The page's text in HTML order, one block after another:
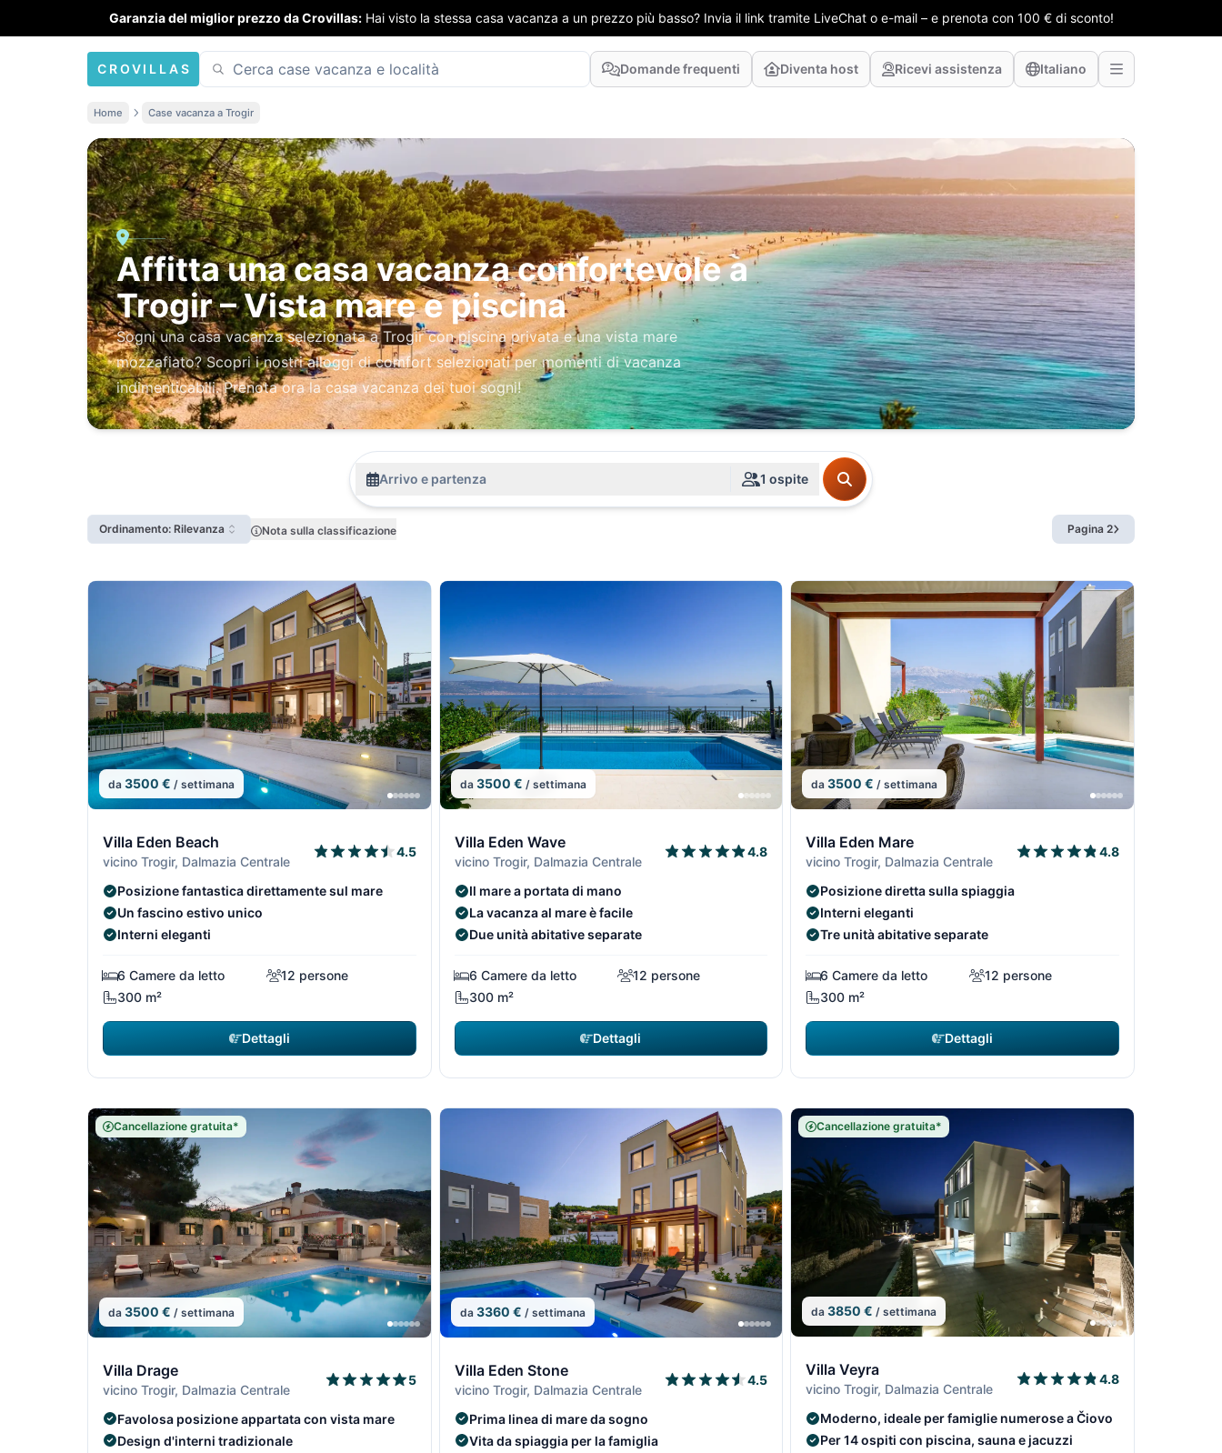
Garanzia del miglior prezzo da Crovillas: Hai visto la stessa casa vacanza a un prezzo più basso? Invia il link tramite LiveChat o e-mail – e prenota con 100 € di sconto!
CROVILLAS Domande frequenti Diventa host Ricevi assistenza Italiano
Home Case vacanza a Trogir
Affitta una casa vacanza confortevole a
Trogir – Vista mare e piscina
Sogni una casa vacanza selezionata a Trogir con piscina privata e una vista mare
mozzafiato? Scopri i nostri alloggi di comfort selezionati per momenti di vacanza
indimenticabili. Prenota ora la casa vacanza dei tuoi sogni!
Arrivo e partenza 1 ospite
Ordinamento: Rilevanza Nota sulla classificazione Pagina 2
da 3500 € / settimana
Villa Eden Beach
vicino Trogir, Dalmazia Centrale
4.5
Posizione fantastica direttamente sul mare
Un fascino estivo unico
Interni eleganti
6 Camere da letto
12 persone
300 m²
Dettagli
da 3500 € / settimana
Villa Eden Wave
vicino Trogir, Dalmazia Centrale
4.8
Il mare a portata di mano
La vacanza al mare è facile
Due unità abitative separate
6 Camere da letto
12 persone
300 m²
Dettagli
da3500 € / settimana
Villa Eden Mare
vicino Trogir, Dalmazia Centrale
4.8
Posizione diretta sulla spiaggia
Interni eleganti
Tre unità abitative separate
6 Camere da letto
12 persone
300 m²
Dettagli
Cancellazione gratuita*
da 3500 € / settimana
Villa Drage
vicino Trogir, Dalmazia Centrale
5
Favolosa posizione appartata con vista mare
Design d'interni tradizionale
da 3360 € / settimana
Villa Eden Stone
vicino Trogir, Dalmazia Centrale
4.5
Prima linea di mare da sogno
Vita da spiaggia per la famiglia
Cancellazione gratuita*
da3850 € / settimana
Villa Veyra
vicino Trogir, Dalmazia Centrale
4.8
Moderno, ideale per famiglie numerose a Čiovo
Per 14 ospiti con piscina, sauna e jacuzzi